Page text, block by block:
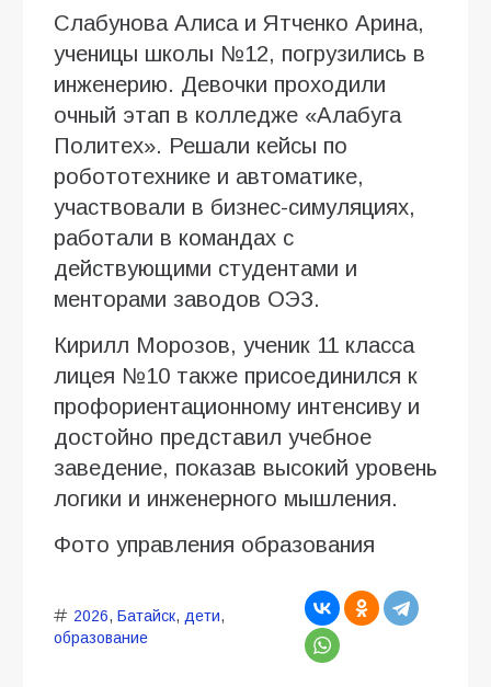
Слабунова Алиса и Ятченко Арина,
ученицы школы №12, погрузились в
инженерию. Девочки проходили
очный этап в колледже «Алабуга
Политех». Решали кейсы по
робототехнике и автоматике,
участвовали в бизнес-симуляциях,
работали в командах с
действующими студентами и
менторами заводов ОЭЗ.
Кирилл Морозов, ученик 11 класса
лицея №10 также присоединился к
профориентационному интенсиву и
достойно представил учебное
заведение, показав высокий уровень
логики и инженерного мышления.
Фото управления образования
2026, Батайск, дети,
образование